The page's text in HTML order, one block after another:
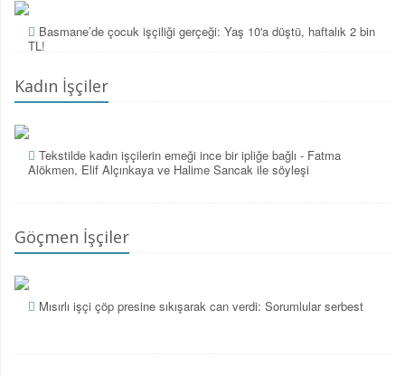
Basmane’de çocuk işçiliği gerçeği: Yaş 10'a düştü, haftalık 2 bin
TL!
Kadın İşçiler
Tekstilde kadın işçilerin emeği ince bir ipliğe bağlı - Fatma
Alökmen, Elif Alçınkaya ve Halime Sancak ile söyleşi
Göçmen İşçiler
Mısırlı işçi çöp presine sıkışarak can verdi: Sorumlular serbest